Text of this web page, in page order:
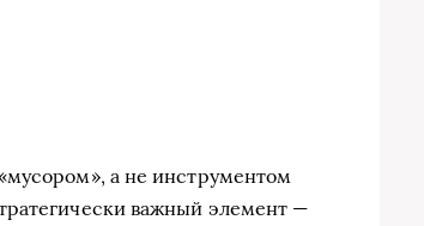
а не инструментом
важный элемент —